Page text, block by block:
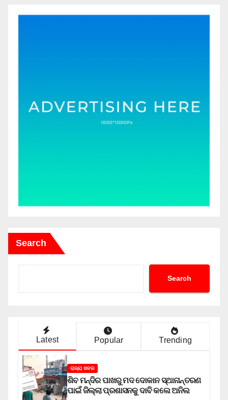
Search
Search
Latest Popular Trending
ରାଜ୍ୟ ଖବର
ଶିବ ମନ୍ଦିର ପାଖରୁ ମଦ ଦୋକାନ ସ୍ଥାନାନ୍ତରଣ
ପାଇଁ ଜିଲ୍ଲା ପ୍ରଶାସନକୁ ଦାବି କଲେ ଅନିଲ